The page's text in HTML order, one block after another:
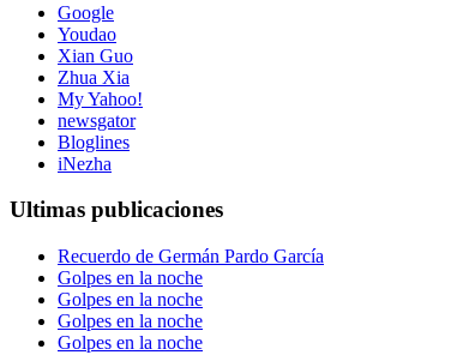
Google
Youdao
Xian Guo
Zhua Xia
My Yahoo!
newsgator
Bloglines
iNezha
Ultimas publicaciones
Recuerdo de Germán Pardo García
Golpes en la noche
Golpes en la noche
Golpes en la noche
Golpes en la noche